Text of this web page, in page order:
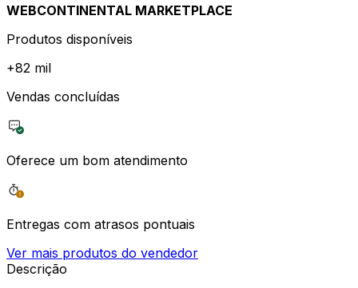
WEBCONTINENTAL MARKETPLACE
Produtos disponíveis
+82 mil
Vendas concluídas
Oferece um bom atendimento
Entregas com atrasos pontuais
Ver mais produtos do vendedor
Descrição